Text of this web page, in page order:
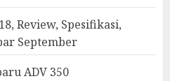
Review, Spesifikasi,
September
ADV 350